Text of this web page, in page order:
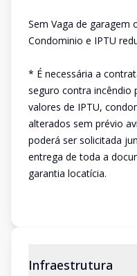
Sem Vaga de garagem
Condominio e IPTU
* É necessária a
seguro contra incêndio
valores de IPTU,
alterados sem prévio
poderá ser solicitada
entrega de toda a
garantia locatícia.
Infraestrutura